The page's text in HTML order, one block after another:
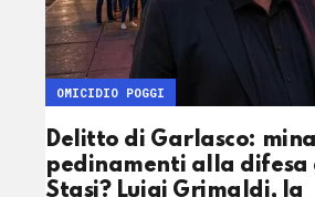
Delitto di Garlasco:
pedinamenti alla difesa
Stasi? Luigi Grimaldi, la
OMICIDIO POGGI